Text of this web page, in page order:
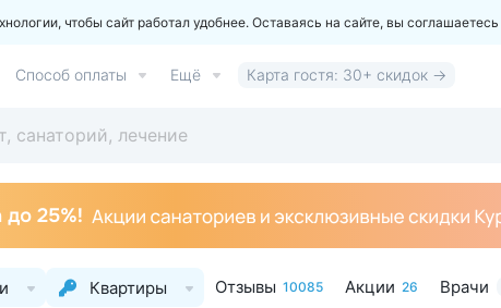
чтобы сайт работал удобнее. Оставаясь на сайте, вы соглашаетесь
Способ оплаты Ещё Карта гостя: 30+ скидок →
Квартиры Отзывы 10085 Акции 26 Врачи